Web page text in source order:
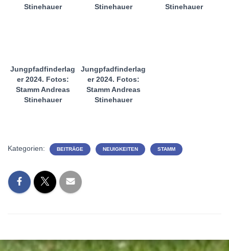
Stinehauer
Stinehauer
Stinehauer
Jungpfadfinderlag
er 2024. Fotos:
Stamm Andreas
Stinehauer
Jungpfadfinderlag
er 2024. Fotos:
Stamm Andreas
Stinehauer
Kategorien: BEITRÄGE NEUIGKEITEN STAMM